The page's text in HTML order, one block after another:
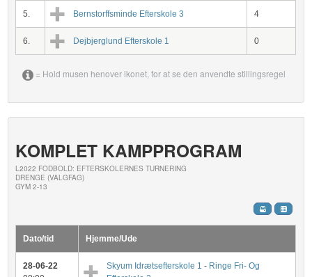
5. Bernstorffsminde Efterskole 3 4
6. Dejbjerglund Efterskole 1 0
= Hold musen henover ikonet, for at se den anvendte stillingsregel
KOMPLET KAMPPROGRAM
L2022 FODBOLD: EFTERSKOLERNES TURNERING
DRENGE (VALGFAG)
GYM 2-13
Dato/tid Hjemme/Ude
28-06-22
Skyum Idrætsefterskole 1 - Ringe Fri- Og